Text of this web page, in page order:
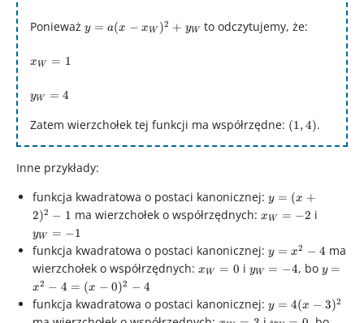
{9} - \frac{1}{3} =
3x^{2} + 4x + 1
Ponieważ y = a(x-
x_{W})^{2}+y_{W}
y = a(x − x W )2 + yW to odczytujemy, że:
x_{W}
x W = 1
y_{W}
yW = 4
Zatem wierzchołek tej funkcji ma współrzędne: (1,4)
(1,4).
Inne przykłady:
funkcja kwadratowa o postaci kanonicznej: y =
(x+2)^{2}
y = (x +
2)2 − 1 ma wierzchołek o współrzędnych: x_{W}
x W = −2 i
yW = −1
funkcja kwadratowa o postaci kanonicznej: y =
x^{2}
y = x2 − 4 ma
wierzchołek o współrzędnych: x_{W}
x W = 0 i y_{W}
yW = −4, bo y =
= (x-
y =
x2 − 4 = (x − 0)2 − 4
funkcja kwadratowa o postaci kanonicznej: y =
4(x-
y = 4(x − 3)2